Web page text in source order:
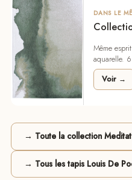
DANS LE
Même
aquarelle.
Voir →
→ Toute la collection
→ Tous les tapis Louis De